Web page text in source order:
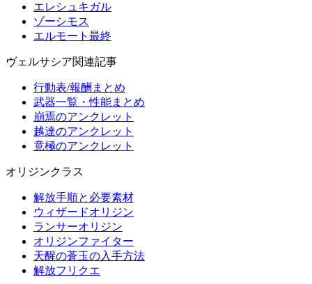
エレシュキガル
ゾーシモス
エルモート最終
ヴェルサシア関連記事
行動表/報酬まとめ
武器一覧・性能まとめ
崩焉のアンクレット
越達のアンクレット
竟極のアンクレット
オリジンクラス
解放手順と必要素材
ウィザードオリジン
ランサーオリジン
オリジンファイター
天醒の蒼玉の入手方法
解放フリクエ